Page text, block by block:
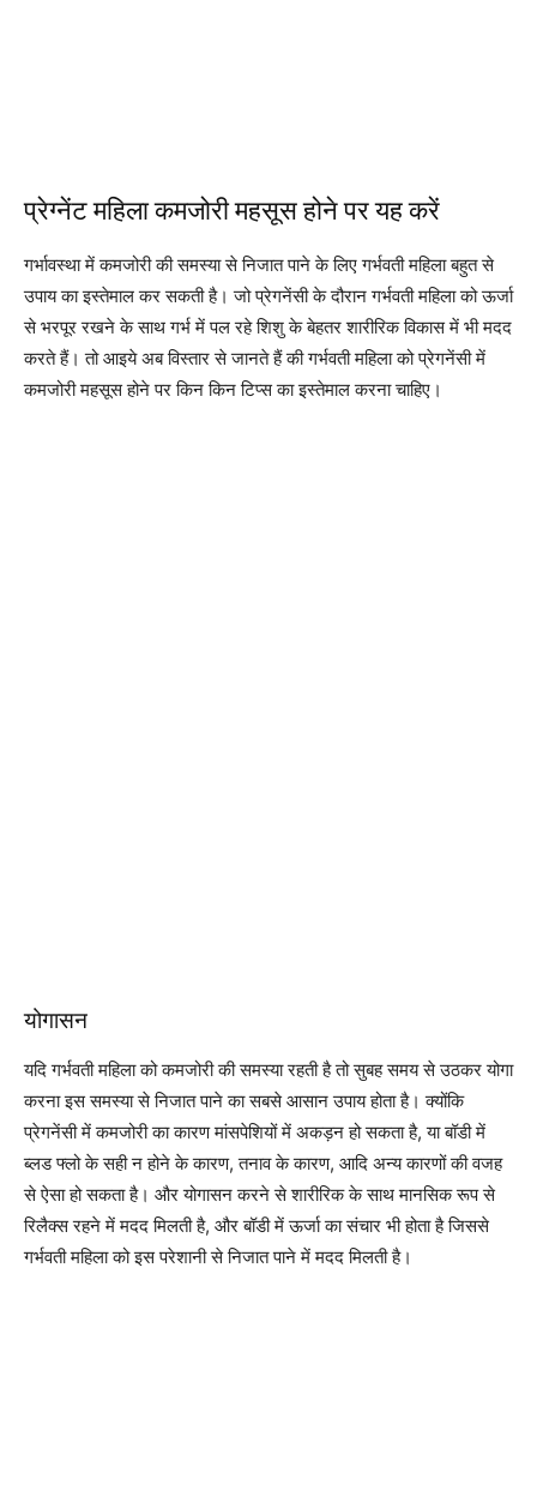
प्रेग्नेंट महिला कमजोरी महसूस होने पर यह करें
गर्भावस्था में कमजोरी की समस्या से निजात पाने के लिए गर्भवती महिला बहुत से
उपाय का इस्तेमाल कर सकती है। जो प्रेगनेंसी के दौरान गर्भवती महिला को ऊर्जा
से भरपूर रखने के साथ गर्भ में पल रहे शिशु के बेहतर शारीरिक विकास में भी मदद
करते हैं। तो आइये अब विस्तार से जानते हैं की गर्भवती महिला को प्रेगनेंसी में
कमजोरी महसूस होने पर किन किन टिप्स का इस्तेमाल करना चाहिए।
योगासन
यदि गर्भवती महिला को कमजोरी की समस्या रहती है तो सुबह समय से उठकर योगा
करना इस समस्या से निजात पाने का सबसे आसान उपाय होता है। क्योंकि
प्रेगनेंसी में कमजोरी का कारण मांसपेशियों में अकड़न हो सकता है, या बॉडी में
ब्लड फ्लो के सही न होने के कारण, तनाव के कारण, आदि अन्य कारणों की वजह
से ऐसा हो सकता है। और योगासन करने से शारीरिक के साथ मानसिक रूप से
रिलैक्स रहने में मदद मिलती है, और बॉडी में ऊर्जा का संचार भी होता है जिससे
गर्भवती महिला को इस परेशानी से निजात पाने में मदद मिलती है।